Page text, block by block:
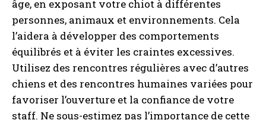
âge, en exposant votre chiot à différentes
personnes, animaux et environnements. Cela
l’aidera à développer des comportements
équilibrés et à éviter les craintes excessives.
Utilisez des rencontres régulières avec d’autres
chiens et des rencontres humaines variées pour
favoriser l’ouverture et la confiance de votre
staff. Ne sous-estimez pas l’importance de cette